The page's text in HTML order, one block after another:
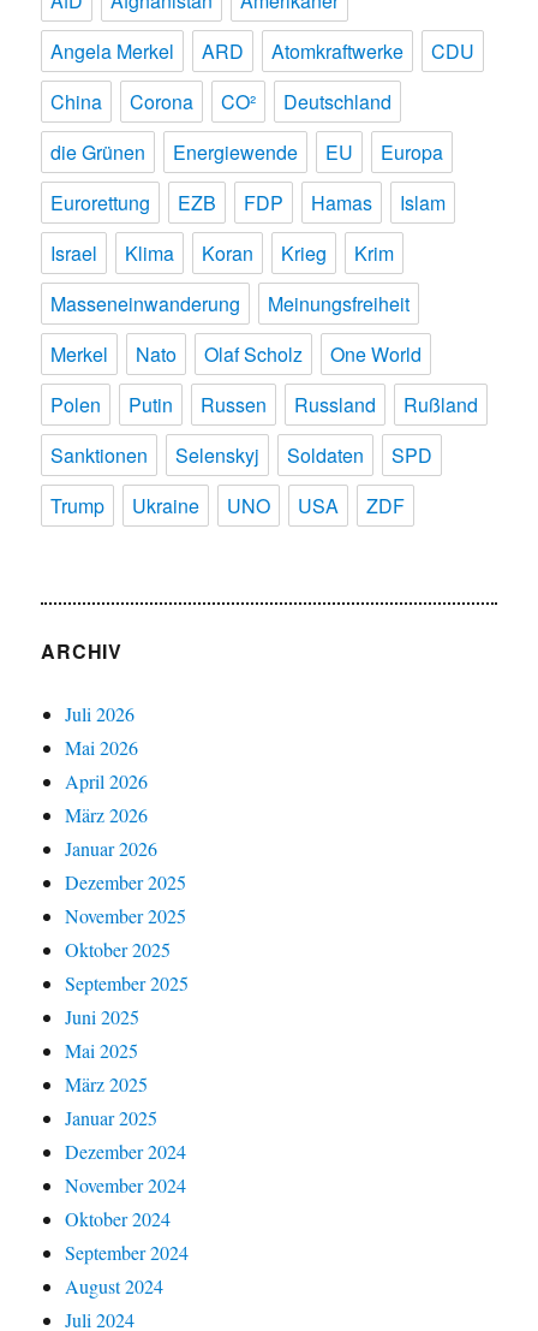
Angela Merkel
ARD Atomkraftwerke
CDU
China
Corona CO²
Deutschland
die Grünen
Energiewende EU
Europa
Eurorettung
EZB FDP Hamas
Islam
Israel
Klima Koran Krieg
Krim
Masseneinwanderung
Meinungsfreiheit
Merkel
Nato Olaf Scholz
One World
Polen
Putin Russen Russland
Rußland
Sanktionen
Selenskyj Soldaten
SPD
Trump
Ukraine UNO USA ZDF
ARCHIV
Juli 2026
Mai 2026
April 2026
März 2026
Januar 2026
Dezember 2025
November 2025
Oktober 2025
September 2025
Juni 2025
Mai 2025
März 2025
Januar 2025
Dezember 2024
November 2024
Oktober 2024
September 2024
August 2024
Juli 2024